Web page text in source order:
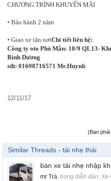
CHƯƠNG TRÌNH KHUYẾN MÃI
• Bảo hành 2 năm
• Giao xe tận nơiChi tiết liên hệ:
Công ty oto Phú Mẫn: 10/9 QL13-
Bình Dương
sđt: 01698716571 Mr.Huynh
12/11/17
(Bạn
Similar Threads - tải nhẹ thái
bán xe tải nhẹ nhập
mr Trà, trong diễn đàn: Xe